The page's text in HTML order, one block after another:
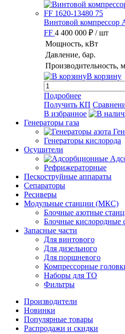
Винтовой компрессор
FF 4 400 000 ₽ / шт
Мощность, кВт
Давление, бар.
Производительность,
В корзину
Подробнее
Получить КП
В избранное
Генераторы газа
Генераторы кислорода
Осушители
Рефрижераторные
Пескоструйные аппараты
Сепараторы
Ресиверы
Модульные станции (МКС)
Блочные азотные
Блочные кислородные
Запасные части
Для винтового
Для дизельного
Для поршневого
Компрессорные
Наборы для ТО
Фильтры
Производители
Новинки
Популярные товары
Распродажи и скидки